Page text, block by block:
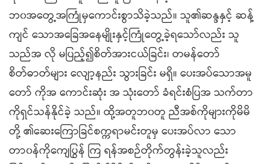
ဘ၀အတွေ့အကြုံမှကောင်းစွာသိခဲ့သည်။ သူ၏ဆန္ဒနှင့် ဆန့်
ကျင် သောအခြေအနေမျိုးနှင့်ကြုံတွေ့ခဲ့ရသော်လည်း သူ
သည်အ လို မပြည့်၍စိတ်အားငယ်ခြင်း၊ တမန်တော်
စိတ်ဓာတ်များ လျော့နည်း သွားခြင်း မရှိ။ ပေးအပ်သောအမူ
တော် ကိုအ ကောင်းဆုံး အ သုံးတော် ခံရင်းစံပြအ သက်တာ
ကိုရှင်သန်နိုင်ခဲ့ သည်။ ထို့အတူဘ၀တူ ညီအစ်ကိုများကိုမိမိ
တို့ ၏ဆေးကြောခြင်စက္ကရာမင်းတူမှ ပေးအပ်လာ သော
တာ၀န်ကိုကျေပြွန် ကြ ရန်အစဉ်တိုက်တွန်းခဲ့သူလည်း